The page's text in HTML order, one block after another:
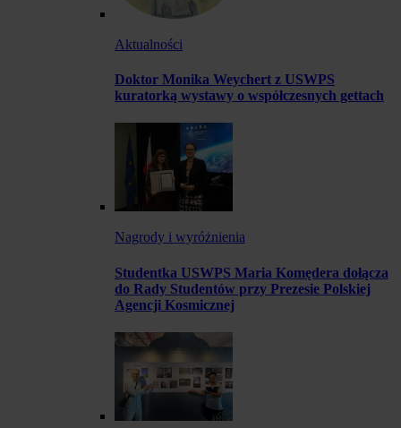
Aktualności
Doktor Monika Weychert z USWPS
kuratorką wystawy o współczesnych gettach
Nagrody i wyróżnienia
Studentka USWPS Maria Komędera dołącza
do Rady Studentów przy Prezesie Polskiej
Agencji Kosmicznej